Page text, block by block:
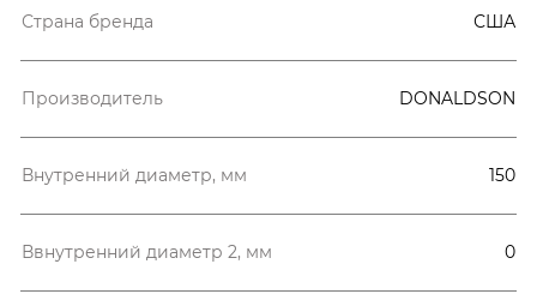
Страна бренда США
Производитель DONALDSON
Внутренний диаметр, мм 150
Ввнутренний диаметр 2, мм 0